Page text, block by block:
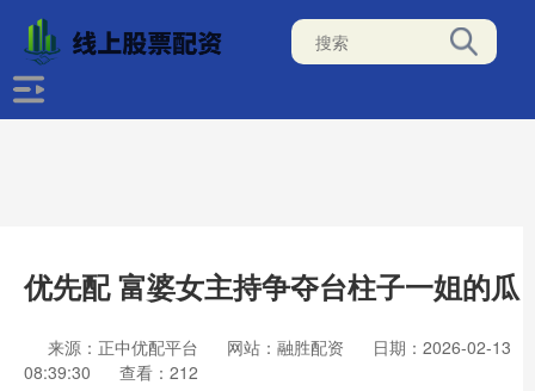
优先配 富婆女主持争夺台柱子一姐的瓜
来源：正中优配平台 网站：融胜配资
日期：2026-02-13
08:39:30
查看：212